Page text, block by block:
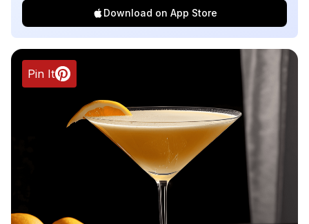
Download on App Store
Pin It